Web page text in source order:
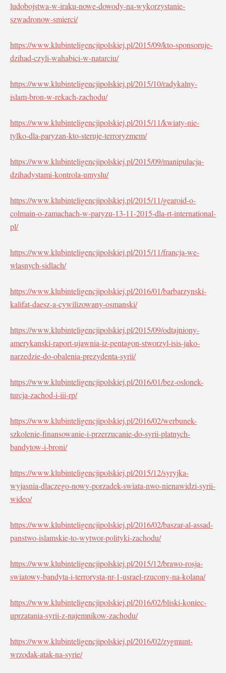
ludobojstwa-w-iraku-nowe-dowody-na-wykorzystanie-
szwadronow-smierci/
https://www.klubinteligencjipolskiej.pl/2015/09/kto-sponsoruje-
dzihad-czyli-wahabici-w-natarciu/
https://www.klubinteligencjipolskiej.pl/2015/10/radykalny-
islam-bron-w-rekach-zachodu/
https://www.klubinteligencjipolskiej.pl/2015/11/kwiaty-nie-
tylko-dla-paryzan-kto-steruje-terroryzmem/
https://www.klubinteligencjipolskiej.pl/2015/09/manipulacja-
dzihadystami-kontrola-umyslu/
https://www.klubinteligencjipolskiej.pl/2015/11/gearoid-o-
colmain-o-zamachach-w-paryzu-13-11-2015-dla-rt-international-
pl/
https://www.klubinteligencjipolskiej.pl/2015/11/francja-we-
wlasnych-sidlach/
https://www.klubinteligencjipolskiej.pl/2016/01/barbarzynski-
kalifat-daesz-a-cywilizowany-osmanski/
https://www.klubinteligencjipolskiej.pl/2015/09/odtajniony-
amerykanski-raport-ujawnia-iz-pentagon-stworzyl-isis-jako-
narzedzie-do-obalenia-prezydenta-syrii/
https://www.klubinteligencjipolskiej.pl/2016/01/bez-oslonek-
turcja-zachod-i-iii-rp/
https://www.klubinteligencjipolskiej.pl/2016/02/werbunek-
szkolenie-finansowanie-i-przerzucanie-do-syrii-platnych-
bandytow-i-broni/
https://www.klubinteligencjipolskiej.pl/2015/12/syryjka-
wyjasnia-dlaczego-nowy-porzadek-swiata-nwo-nienawidzi-syrii-
wideo/
https://www.klubinteligencjipolskiej.pl/2016/02/baszar-al-assad-
panstwo-islamskie-to-wytwor-polityki-zachodu/
https://www.klubinteligencjipolskiej.pl/2015/12/brawo-rosja-
swiatowy-bandyta-i-terrorysta-nr-1-usrael-rzucony-na-kolana/
https://www.klubinteligencjipolskiej.pl/2016/02/bliski-koniec-
uprzatania-syrii-z-najemnikow-zachodu/
https://www.klubinteligencjipolskiej.pl/2016/02/zygmunt-
wrzodak-atak-na-syrie/